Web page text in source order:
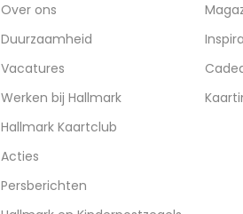
Over ons
Duurzaamheid
Vacatures
Werken bij Hallmark
Hallmark Kaartclub
Acties
Persberichten